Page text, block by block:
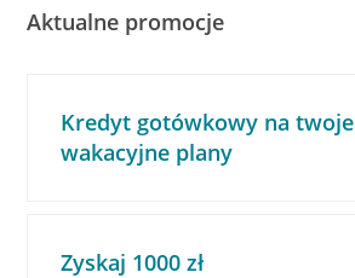
Aktualne promocje
Kredyt gotówkowy na twoje
wakacyjne plany
Zyskaj 1000 zł